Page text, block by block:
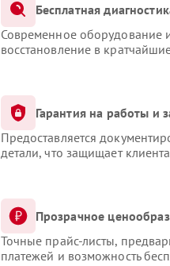
Бесплатная
Современное оборудование
восстановление в
Гарантия на работы и
Предоставляется
детали, что защищает
Прозрачное
Точные прайс-листы,
платежей и возможность